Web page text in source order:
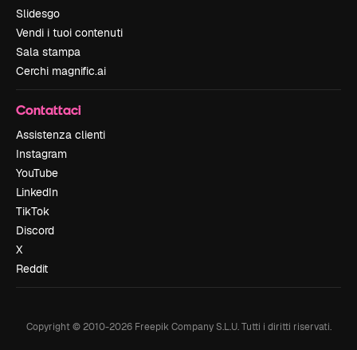
Slidesgo
Vendi i tuoi contenuti
Sala stampa
Cerchi magnific.ai
Contattaci
Assistenza clienti
Instagram
YouTube
LinkedIn
TikTok
Discord
X
Reddit
Copyright © 2010-2026Freepik Company S.L.U. Tutti i diritti riservati.